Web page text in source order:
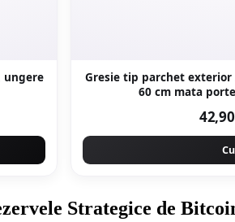
ungere
Gresie tip parchet exterior /
Strategice de